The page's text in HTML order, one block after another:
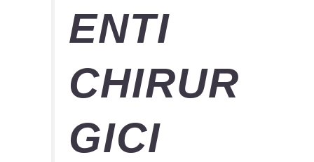
ENTI
CHIRUR
GICI